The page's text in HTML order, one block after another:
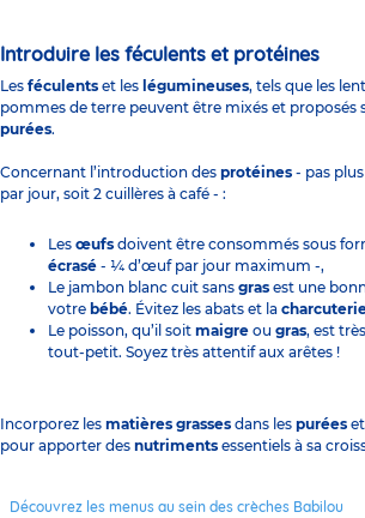
Introduire les féculents et protéines
Les féculents et les légumineuses, tels que les
pommes de terre peuvent être mixés et proposés
purées.
Concernant l’introduction des protéines - pas
par jour, soit 2 cuillères à café - :
Les œufs doivent être consommés sous
écrasé - ¼ d’œuf par jour maximum -,
Le jambon blanc cuit sans gras est une
votre bébé. Évitez les abats et la
Le poisson, qu’il soit maigre ou gras, est
tout-petit. Soyez très attentif aux arêtes !
Incorporez les matières grasses dans les purées et
pour apporter des nutriments essentiels à sa
Découvrez les menus au sein des crèches Babilou